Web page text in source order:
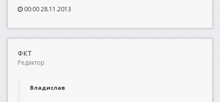
00:00 28.11.2013
ФКТ
Редактор
Владислав